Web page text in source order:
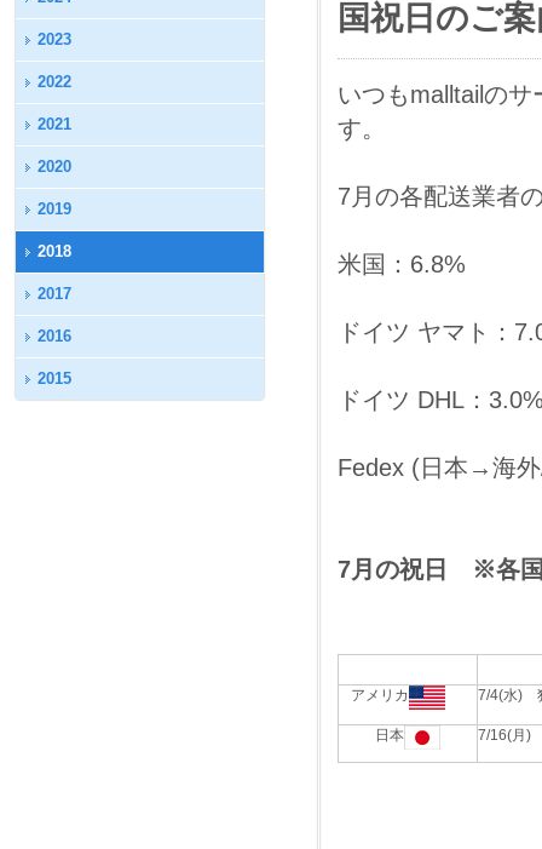
2023
2022
2021
2020
2019
2018
2017
2016
2015
国祝日のご
いつもmalltailの
す。
7月の各配送業者
米国：6.8%
ドイツ ヤマト：
ドイツ DHL：
Fedex (日本→海
7月の祝日 ※各国
アメリカ 7/4(水)
日本 7/16(月)